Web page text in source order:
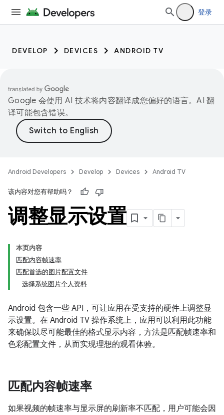
登录
DEVELOP DEVICES ANDROID TV
Google 会使用 AI 技术将内容翻译成您偏好的语言。AI 翻
译可能包含错误。
Android Developers Develop Devices Android TV
该内容对您有帮助吗？
调整显示设置
本页内容
匹配内容帧速率
匹配首选的图片配置文件
选择系统图片个人资料
Android 包含一些 API，可让应用在受支持的硬件上调整显
示设置。在 Android TV 操作系统上，应用可以利用此功能
来确保以尽可能最佳的格式显示内容，方法是匹配帧速率和
色彩配置文件，从而实现理想的观看体验。
匹配内容帧速率
如果视频的帧速率与显示屏的刷新率不匹配，用户可能会因